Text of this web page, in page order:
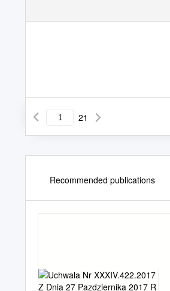
21
Recommended publications